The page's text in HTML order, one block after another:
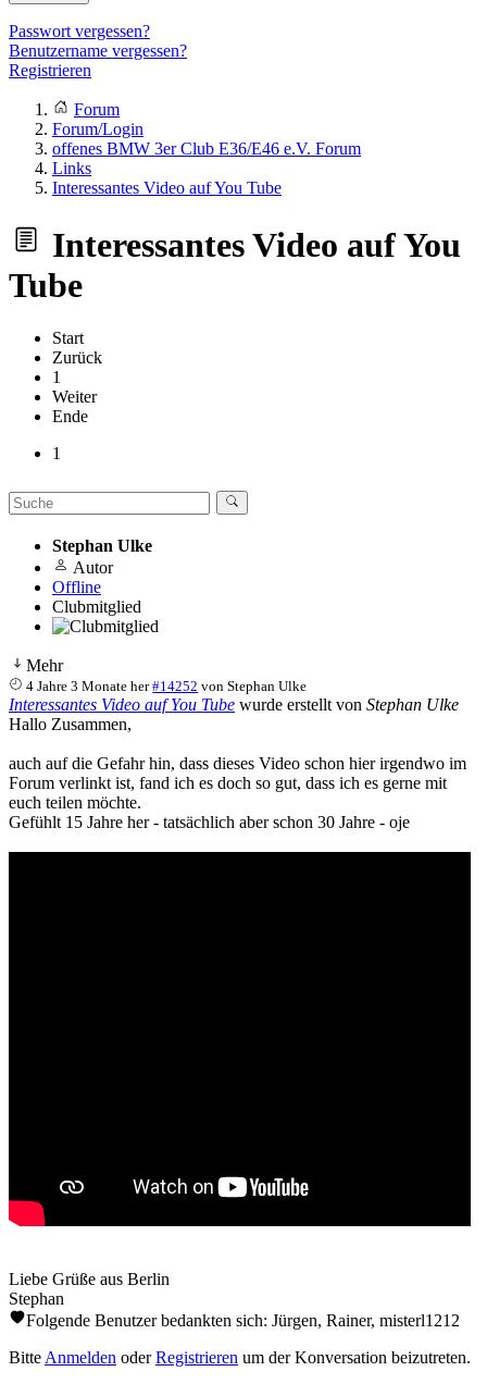
Passwort vergessen?
Benutzername vergessen?
Registrieren
Forum
Forum/Login
offenes BMW 3er Club E36/E46 e.V. Forum
Links
Interessantes Video auf You Tube
Interessantes Video auf You
Tube
Start
Zurück
1
Weiter
Ende
1
Stephan Ulke
Autor
Offline
Clubmitglied
Mehr
4 Jahre 3 Monate her #14252 vonStephan Ulke
Interessantes Video auf You Tube wurde erstellt von Stephan Ulke
Hallo Zusammen,
auch auf die Gefahr hin, dass dieses Video schon hier irgendwo im
Forum verlinkt ist, fand ich es doch so gut, dass ich es gerne mit
euch teilen möchte.
Gefühlt 15 Jahre her - tatsächlich aber schon 30 Jahre - oje
Liebe Grüße aus Berlin
Stephan
Folgende Benutzer bedankten sich: Jürgen, Rainer, misterl1212
Bitte Anmelden oderRegistrieren um der Konversation beizutreten.